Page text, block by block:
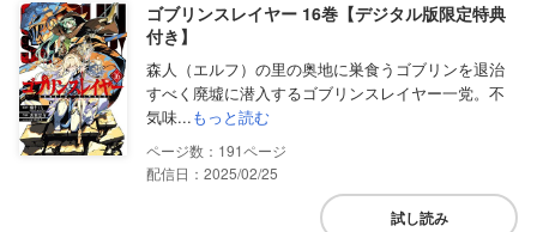
ゴブリンスレイヤー 16巻【デジタル版限定特典
付き】
森人（エルフ）の里の奥地に巣食うゴブリンを退治
すべく廃墟に潜入するゴブリンスレイヤー一党。不
気味...もっと読む
191
配信日：2025/02/25
試し読み